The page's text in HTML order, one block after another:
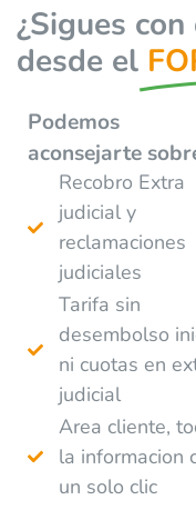
¿Sigues
desde el
Podemos
aconsejarte
Recobro Extra
judicial y
reclamaciones
judiciales
Tarifa sin
desembolso
ni cuotas en
judicial
Area cliente,
la informacion
un solo clic